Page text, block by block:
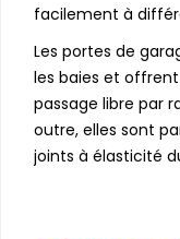
facilement à
Les portes de
les baies et
passage libre par
outre, elles sont
joints à élasticité